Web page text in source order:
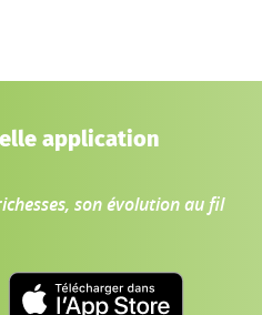
application
son évolution au fil